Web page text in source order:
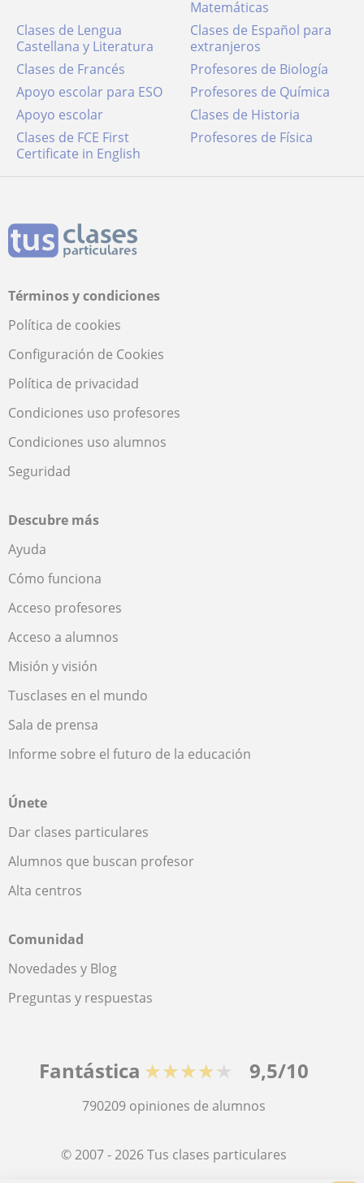
Matemáticas
Clases de Lengua
Castellana y Literatura
Clases de Español para
extranjeros
Clases de Francés
Profesores de Biología
Apoyo escolar para ESO
Profesores de Química
Apoyo escolar
Clases de Historia
Clases de FCE First
Certificate in English
Profesores de Física
Términos y condiciones
Política de cookies
Configuración de Cookies
Política de privacidad
Condiciones uso profesores
Condiciones uso alumnos
Seguridad
Descubre más
Ayuda
Cómo funciona
Acceso profesores
Acceso a alumnos
Misión y visión
Tusclases en el mundo
Sala de prensa
Informe sobre el futuro de la educación
Únete
Dar clases particulares
Alumnos que buscan profesor
Alta centros
Comunidad
Novedades y Blog
Preguntas y respuestas
Fantástica ★★★★★ 9,5/10
790209 opiniones de alumnos
© 2007 - 2026 Tus clases particulares